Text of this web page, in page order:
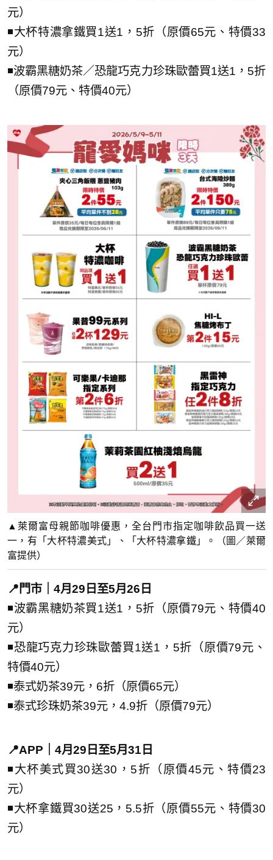
元）
◾大杯特濃拿鐵買1送1，5折（原價65元、特價33
元）
◾波霸黑糖奶茶／恐龍巧克力珍珠歐蕾買1送1，5折
（原價79元、特價40元）
▲萊爾富母親節咖啡優惠，全台門市指定咖啡飲品買一送
一，有「大杯特濃美式」、「大杯特濃拿鐵」。（圖／萊爾
富提供）
📍門市｜4月29日至5月26日
◾波霸黑糖奶茶買1送1，5折（原價79元、特價40
元）
◾恐龍巧克力珍珠歐蕾買1送1，5折（原價79元、
特價40元）
◾泰式奶茶39元，6折（原價65元）
◾泰式珍珠奶茶39元，4.9折（原價79元）
📍APP｜4月29日至5月31日
◾大杯美式買30送30，5折（原價45元、特價23
元）
◾大杯拿鐵買30送25，5.5折（原價55元、特價30
元）